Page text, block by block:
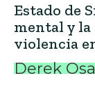
Estado de
mental y
violencia
Derek